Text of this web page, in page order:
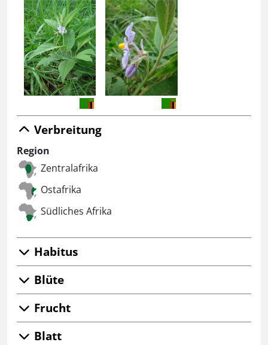
Verbreitung
Region
Zentralafrika
Ostafrika
Südliches Afrika
Habitus
Blüte
Frucht
Blatt